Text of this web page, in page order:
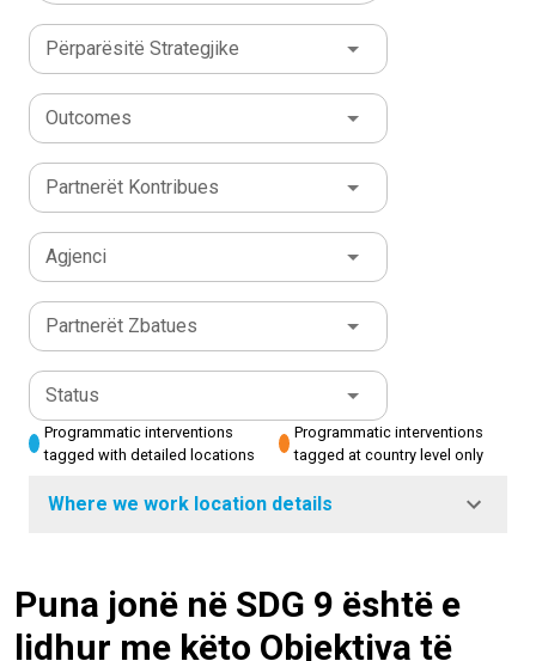
Përparësitë Strategjike
Outcomes
Partnerët Kontribues
Agjenci
Partnerët Zbatues
Status
Programmatic interventions
tagged with detailed locations
Programmatic interventions
tagged at country level only
Where we work location details
Puna jonë në SDG 9 është e
lidhur me këto Objektiva të